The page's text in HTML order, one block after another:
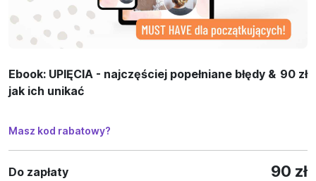
Ebook: UPIĘCIA - najczęściej popełniane błędy &
jak ich unikać
90 zł
Masz kod rabatowy?
Do zapłaty 90 zł